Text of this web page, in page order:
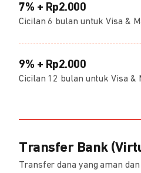
7% + Rp2.000
Cicilan 6 bulan untuk Visa &
9% + Rp2.000
Cicilan 12 bulan untuk Visa &
Transfer Bank
Transfer dana yang aman